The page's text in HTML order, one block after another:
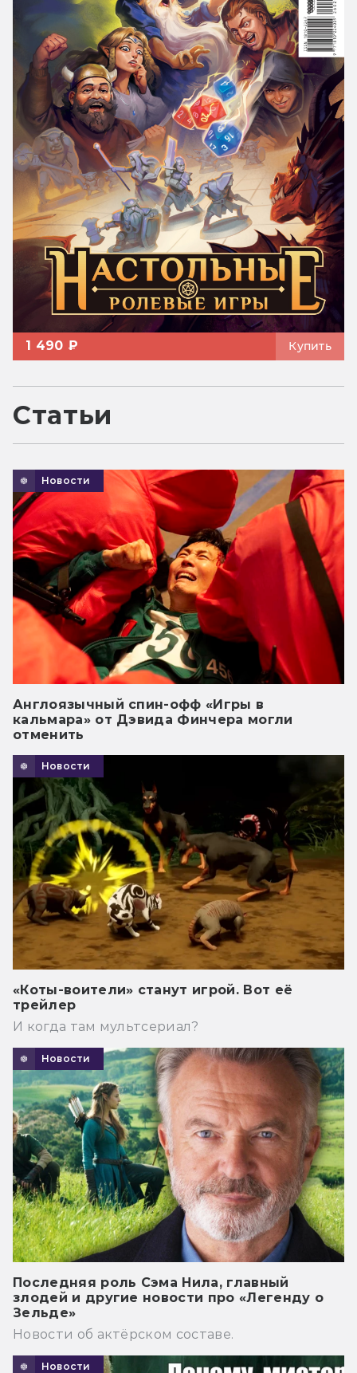
1 490 ₽ Купить
Статьи
Новости
Англоязычный спин-офф «Игры в
кальмара» от Дэвида Финчера могли
отменить
Новости
«Коты-воители» станут игрой. Вот её
трейлер
И когда там мультсериал?
Новости
Последняя роль Сэма Нила, главный
злодей и другие новости про «Легенду о
Зельде»
Новости об актёрском составе.
Новости